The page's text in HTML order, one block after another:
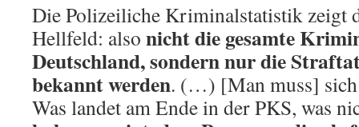
Die Polizeiliche Kriminalstatistik zeigt
Hellfeld: also nicht die gesamte
Deutschland, sondern nur die
bekannt werden. (…) [Man muss]
Was landet am Ende in der PKS, was